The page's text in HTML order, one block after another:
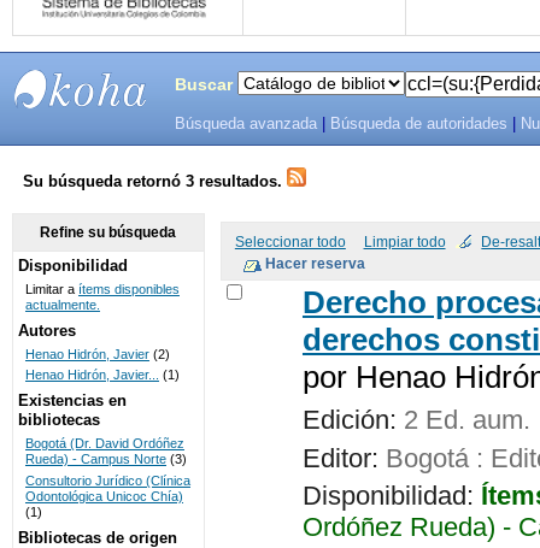
SISTEMAS
DE
BIBLIOTECAS
UNICOC
Buscar
Búsqueda avanzada Búsqueda de autoridades
Su búsqueda retornó 3 resultados.
Seleccionar todo Limpiar todo De-
Derecho
derechos
por Henao
Edición: 2 Ed. aum.
Editor: Bogotá :
Disponibilidad:
Ordóñez Rueda) -
Refine su búsqueda
Disponibilidad
Limitar a ítems disponibles
actualmente.
Autores
Henao Hidrón, Javier (2)
Henao Hidrón, Javier... (1)
Existencias en
bibliotecas
Bogotá (Dr. David Ordóñez
Rueda) - Campus Norte (3)
Consultorio Jurídico (Clínica
Odontológica Unicoc Chía)
(1)
Bibliotecas de origen